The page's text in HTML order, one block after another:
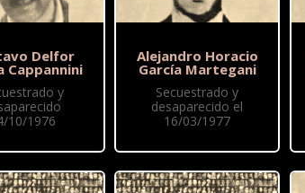
Delfor
Cappannini
y
10/1976
Alejandro Horacio
García Martegani
Secuestrado y
desaparecido el
16/03/1977